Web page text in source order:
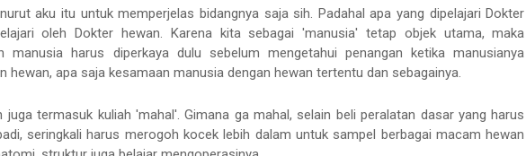
aku itu untuk memperjelas bidangnya saja sih. Padahal apa yang dipelajari Dokter
oleh Dokter hewan. Karena kita sebagai 'manusia' tetap objek utama, maka
manusia harus diperkaya dulu sebelum mengetahui penangan ketika manusianya
hewan, apa saja kesamaan manusia dengan hewan tertentu dan sebagainya.
juga termasuk kuliah 'mahal'. Gimana ga mahal, selain beli peralatan dasar yang harus
seringkali harus merogoh kocek lebih dalam untuk sampel berbagai macam hewan